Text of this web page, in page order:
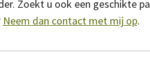
Zoekt u ook een geschikte
Neem dan contact met mij op.